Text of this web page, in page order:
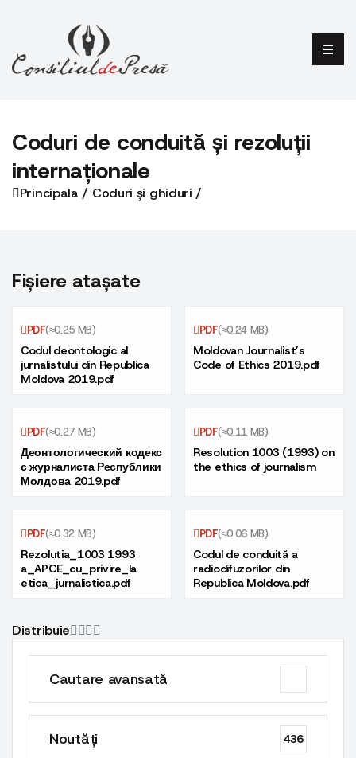
Coduri de conduită și rezoluții
internaționale
Principala / Coduri și ghiduri /
Fișiere atașate
PDF(≈0.25 MB)
Codul deontologic al
jurnalistului din Republica
Moldova 2019.pdf
PDF(≈0.24 MB)
Moldovan Journalist’s
Code of Ethics 2019.pdf
PDF(≈0.27 MB)
Деонтологический кодекс
с журналиста Республики
Молдова 2019.pdf
PDF(≈0.11 MB)
Resolution 1003 (1993) on
the ethics of journalism
PDF(≈0.32 MB)
Rezolutia_1003 1993
a_APCE_cu_privire_la
etica_jurnalistica.pdf
PDF(≈0.06 MB)
Codul de conduită a
radiodifuzorilor din
Republica Moldova.pdf
Distribuie
Cautare avansată
Noutăți 436